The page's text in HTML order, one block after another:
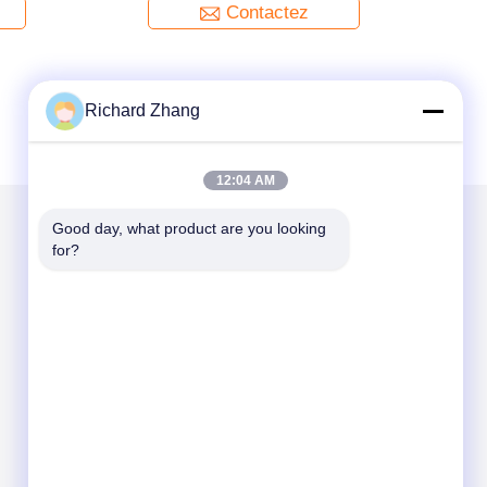
Contactez
Mail nous
Richard Zhang
12:04 AM
Good day, what product are you looking
for?